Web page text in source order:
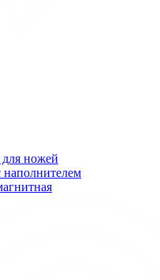
ножей
наполнителем